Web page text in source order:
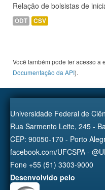
Relação de bolsistas de
ODT CSV
Você também pode ter acesso a
Documentação da API).
Universidade Federal de
Rua Sarmento Leite, 245 -
CEP: 90050-170 - Porto
facebook.com/UFCSPA -
Fone +55 (51) 3303-9000
Desenvolvido pelo